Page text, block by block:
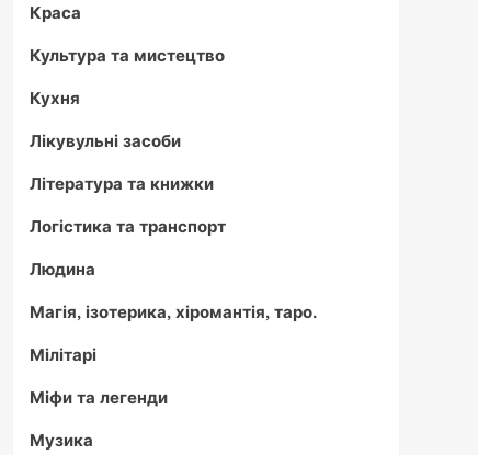
Краса
Культура та мистецтво
Кухня
Лікувульні засоби
Література та книжки
Логістика та транспорт
Людина
Магія, ізотерика, хіромантія, таро.
Мілітарі
Міфи та легенди
Музика